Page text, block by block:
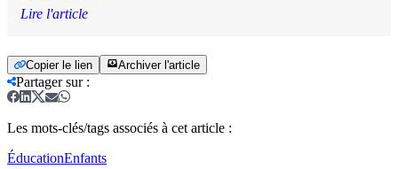
Lire l'article
Copier le lien Archiver l'article
Partager sur:
Les mots-clés/tags associés à cet article :
ÉducationEnfants